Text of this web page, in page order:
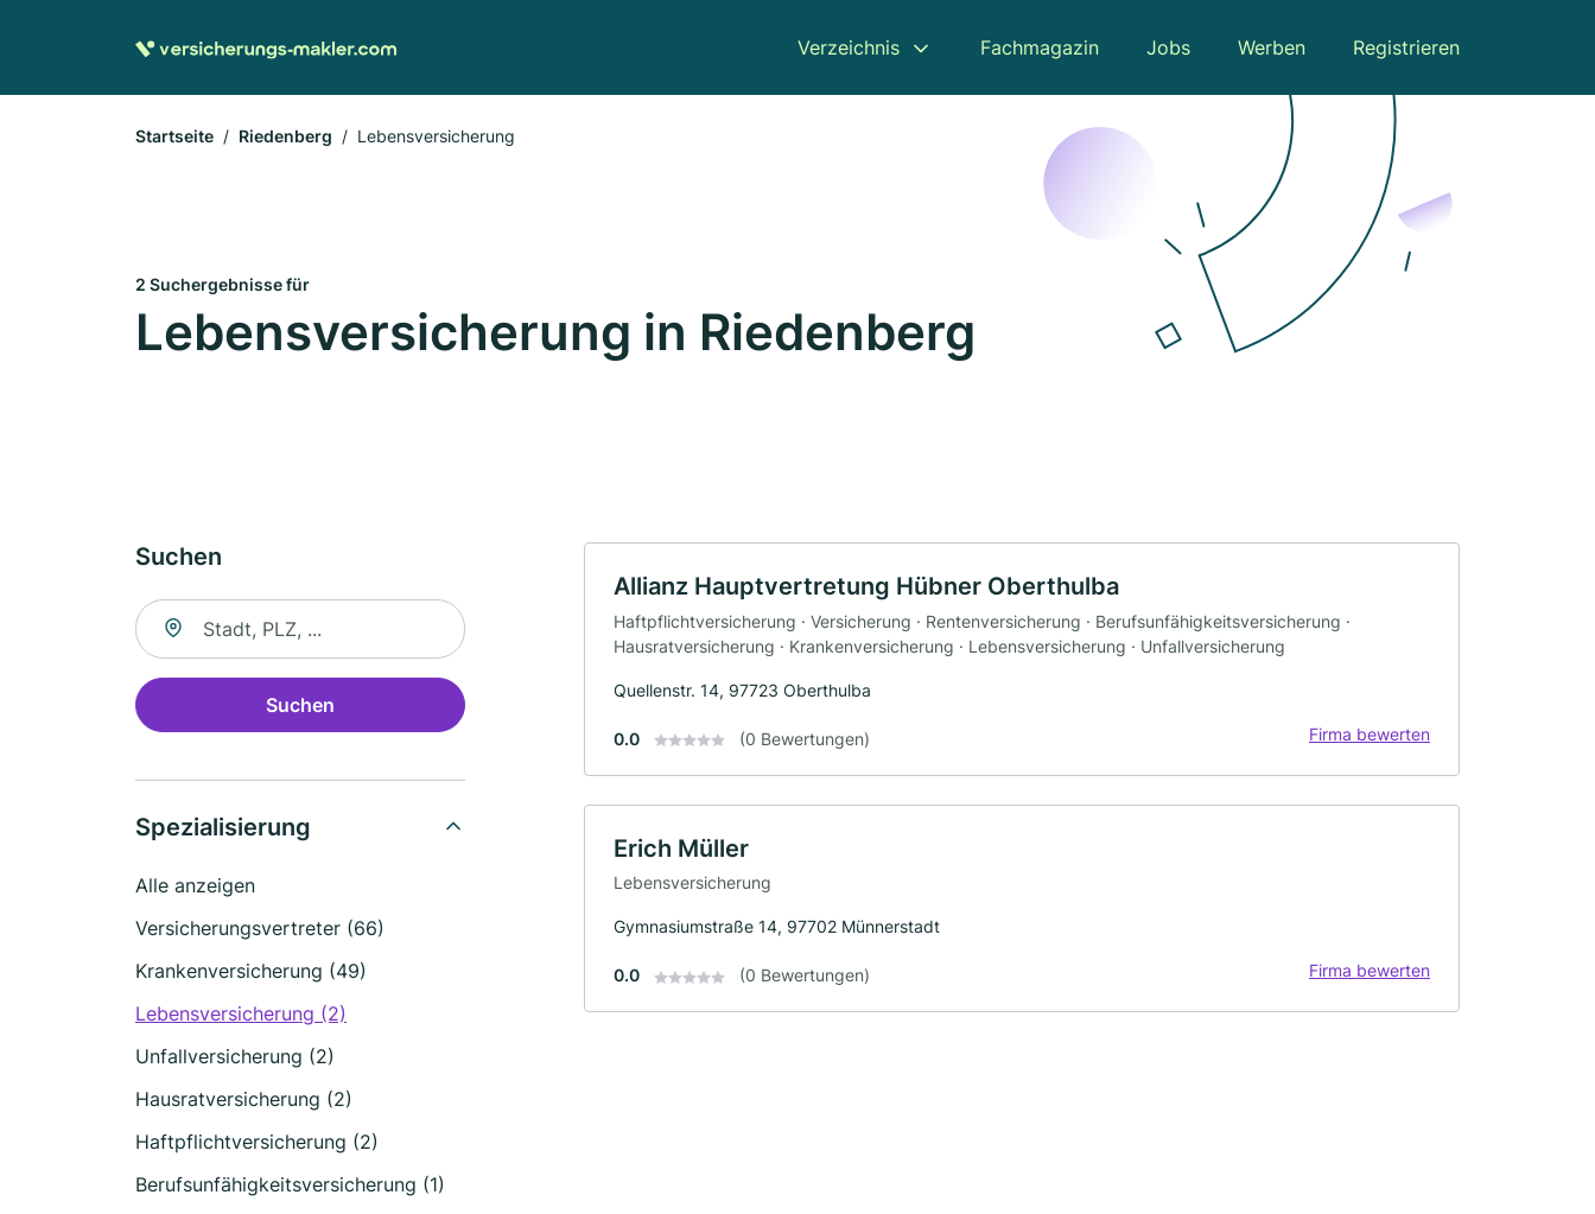
Verzeichnis Fachmagazin Jobs Werben Registrieren
Startseite Riedenberg Lebensversicherung
2 Suchergebnisse für
Lebensversicherung in Riedenberg
Suchen
Suche nach Ort
Suchen
Spezialisierung
Alle anzeigen
Versicherungsvertreter (66)
Krankenversicherung (49)
Lebensversicherung (2)
Unfallversicherung (2)
Hausratversicherung (2)
Haftpflichtversicherung (2)
Berufsunfähigkeitsversicherung (1)
Allianz Hauptvertretung Hübner Oberthulba
Haftpflichtversicherung · Versicherung · Rentenversicherung · Berufsunfähigkeitsversicherung ·
Hausratversicherung · Krankenversicherung · Lebensversicherung · Unfallversicherung
Quellenstr. 14, 97723 Oberthulba
0.0 (0 Bewertungen) Firma bewerten
Erich Müller
Lebensversicherung
Gymnasiumstraße 14, 97702 Münnerstadt
0.0 (0 Bewertungen) Firma bewerten